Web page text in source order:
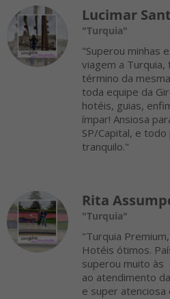
Lucimar
"Turquia"
"Superou minhas
viagem a
término da
toda equipe da
hotéis, guias,
ímpar! Ansiosa
SP/Capital, e
tranquilo."
Rita
"Turquia"
"Turquia
Hotéis ótimos.
superou muito às
ao atendimento
e super atenciosa